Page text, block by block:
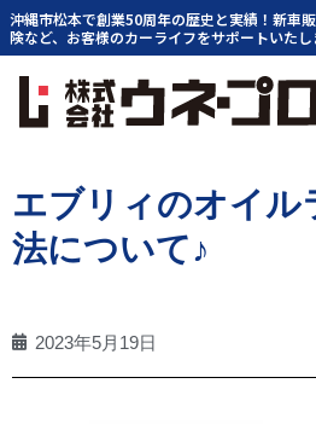
内
容
プ
沖縄市松本で創業50周年の歴史と実績！新車
険など、お客様のカーライフをサポートいた
エブリィのオイル
法について♪
2023年5月19日